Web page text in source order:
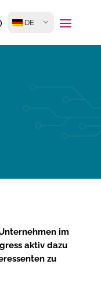
DE
im
aktiv dazu
zu